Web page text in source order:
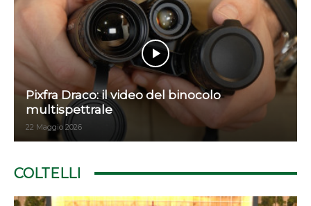
Pixfra Draco: il video del binocolo
multispettrale
22 Maggio 2026
COLTELLI